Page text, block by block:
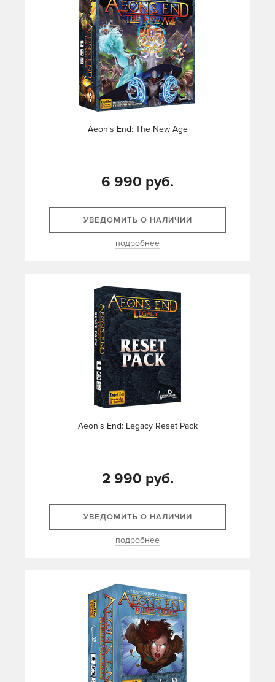
Aeon's End: The New Age
6 990 руб.
УВЕДОМИТЬ О НАЛИЧИИ
подробнее
Aeon's End: Legacy Reset Pack
2 990 руб.
УВЕДОМИТЬ О НАЛИЧИИ
подробнее